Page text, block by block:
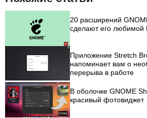
20 расширений
сделают его любимой
Приложение Stretch
напоминает вам о
перерыва в работе
В оболочке GNOME
красивый фотовиджет